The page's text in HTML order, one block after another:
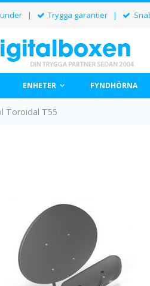
| Trygga garantier |
ENHETER FYNDHÖRNA
Toroidal T55